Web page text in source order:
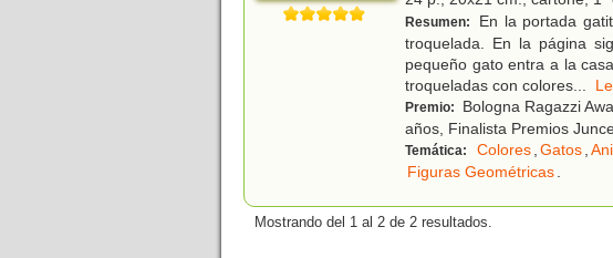
Resumen:
En la portada
troquelada. En la página
pequeño gato entra a la
troqueladas con colores...
Premio:
Bologna Ragazzi
años, Finalista Premios
Temática: Colores,Gatos,
Figuras Geométricas.
Mostrando del 1 al 2 de 2 resultados.